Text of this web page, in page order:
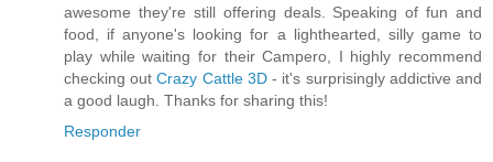
awesome they're still offering deals. Speaking of fun and
food, if anyone's looking for a lighthearted, silly game to
play while waiting for their Campero, I highly recommend
checking outCrazy Cattle 3D- it's surprisingly addictive and
a good laugh. Thanks for sharing this!
Responder